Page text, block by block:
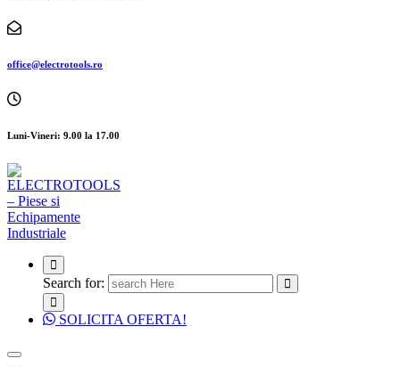
office@electrotools.ro
Luni-Vineri: 9.00 la 17.00
Search for:
SOLICITA OFERTA!